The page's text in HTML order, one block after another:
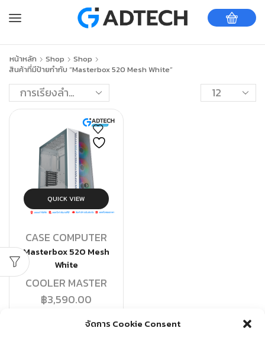
จัดการ Cookie Consent
หน้าหลัก Shop
Shop
สินค้าที่มีป้ายกำกับ “Masterbox 520 Mesh White”
QUICK VIEW
CASE COMPUTER
Masterbox 520 Mesh
White
COOLER MASTER
฿3,590.00
หยิบใส่ตะกร้า